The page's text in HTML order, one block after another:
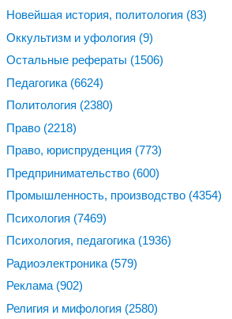
Новейшая история, политология (83)
Оккультизм и уфология (9)
Остальные рефераты (1506)
Педагогика (6624)
Политология (2380)
Право (2218)
Право, юриспруденция (773)
Предпринимательство (600)
Промышленность, производство (4354)
Психология (7469)
Психология, педагогика (1936)
Радиоэлектроника (579)
Реклама (902)
Религия и мифология (2580)